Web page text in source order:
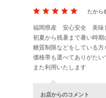
たから
福岡県産 安心安全 美味
初夏から残暑まで暑い時
糖質制限などをしている
価格帯も選べてありがたい
また利用いたします
お店からのコメント